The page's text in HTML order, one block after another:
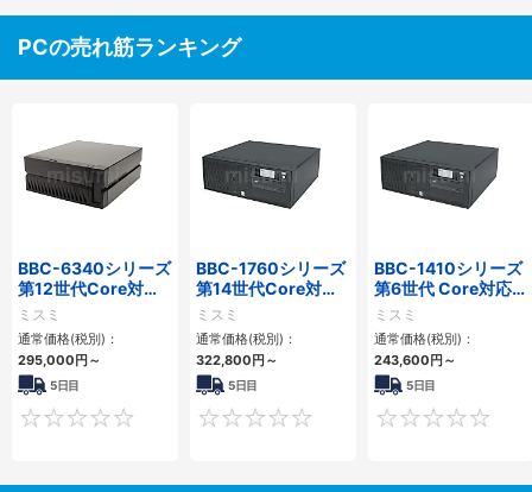
PCの売れ筋ランキング
BBC-6340シリーズ
第12世代Core対応
小型フロアマウント
PC2PCI/2PCIe
ミスミ
通常価格(税別)：
295,000円～
5日目
0
BBC-1760シリーズ
第14世代Core対応
小型フロアマウント
3PCIe
ミスミ
通常価格(税別)：
322,800円～
5日目
0
BBC-1410シリーズ
第6世代 Core対応フ
ロアマウントFAPC
3PCI・3PCIe
ミスミ
通常価格(税別)：
243,600円～
5日目